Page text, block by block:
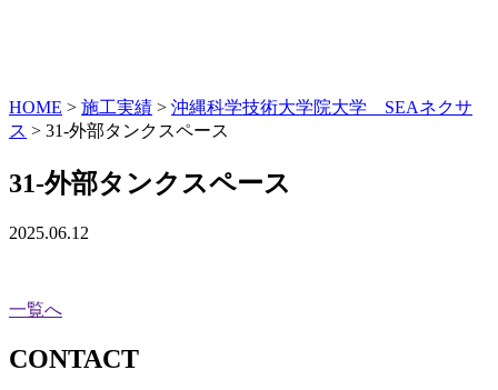
HOME > 施工実績 > 沖縄科学技術大学院大学 SEAネクサ
ス > 31-外部タンクスペース
31-外部タンクスペース
2025.06.12
一覧へ
CONTACT